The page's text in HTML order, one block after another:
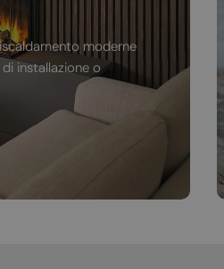
moderne
installazione o